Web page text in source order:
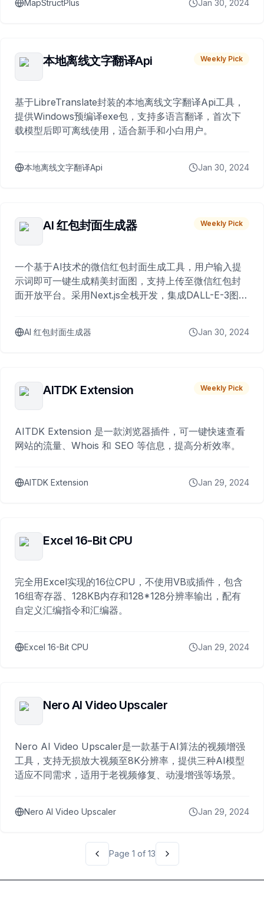
MapStructPlus Jan 30, 2024
本地离线文字翻译Api Weekly Pick
基于LibreTranslate封装的本地离线文字翻译Api工具，
提供Windows预编译exe包，支持多语言翻译，首次下
载模型后即可离线使用，适合新手和小白用户。
本地离线文字翻译Api Jan 30, 2024
AI 红包封面生成器 Weekly Pick
一个基于AI技术的微信红包封面生成工具，用户输入提
示词即可一键生成精美封面图，支持上传至微信红包封
面开放平台。采用Next.js全栈开发，集成DALL-E-3图片
AI 红包封面生成器 Jan 30, 2024
AITDK Extension Weekly Pick
AITDK Extension 是一款浏览器插件，可一键快速查看
网站的流量、Whois 和 SEO 等信息，提高分析效率。
AITDK Extension Jan 29, 2024
Excel 16-Bit CPU
完全用Excel实现的16位CPU，不使用VB或插件，包含
16组寄存器、128KB内存和128*128分辨率输出，配有
自定义汇编指令和汇编器。
Excel 16-Bit CPU Jan 29, 2024
Nero AI Video Upscaler
Nero AI Video Upscaler是一款基于AI算法的视频增强
工具，支持无损放大视频至8K分辨率，提供三种AI模型
适应不同需求，适用于老视频修复、动漫增强等场景。
Nero AI Video Upscaler Jan 29, 2024
Page 1 of 13